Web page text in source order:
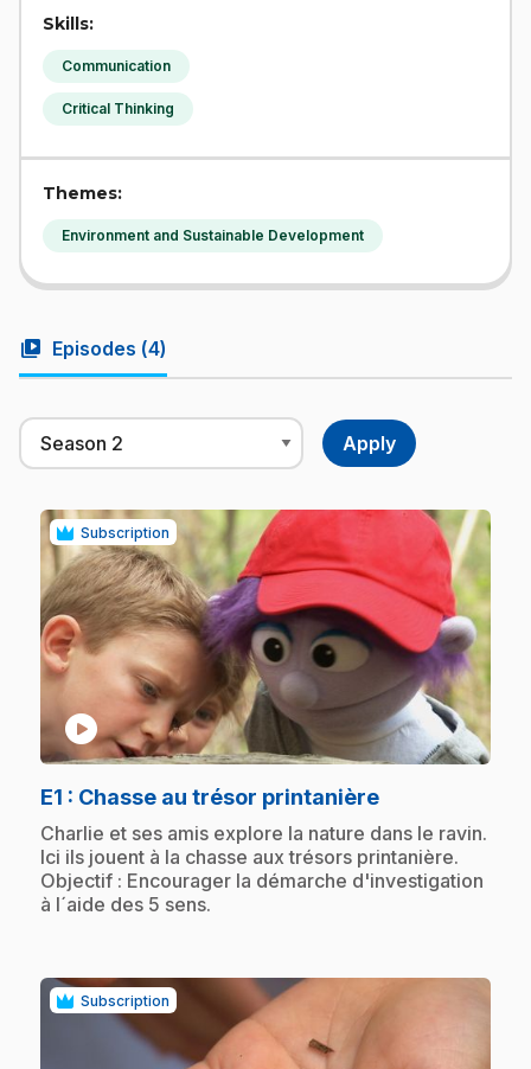
Skills:
Communication
Critical Thinking
Themes:
Environment and Sustainable Development
video_library Episodes (4)
Subscription
play_circle
E1 : Chasse au trésor printanière.
.Charlie et ses amis explore la nature dans le ravin.
Ici ils jouent à la chasse aux trésors printanière.
Objectif : Encourager la démarche d'investigation
à l´aide des 5 sens.
Subscription